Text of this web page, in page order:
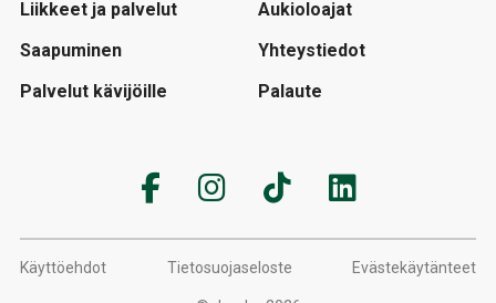
Liikkeet ja palvelut
Saapuminen
Palvelut kävijöille
Aukioloajat
Yhteystiedot
Palaute
Käyttöehdot Tietosuojaseloste Evästekäytänteet